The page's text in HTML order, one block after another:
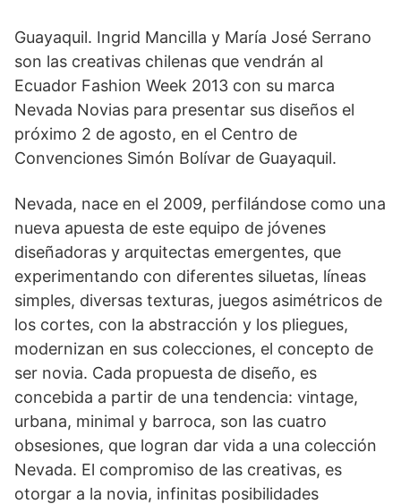
Guayaquil. Ingrid Mancilla y María José Serrano
son las creativas chilenas que vendrán al
Ecuador Fashion Week 2013 con su marca
Nevada Novias para presentar sus diseños el
próximo 2 de agosto, en el Centro de
Convenciones Simón Bolívar de Guayaquil.
Nevada, nace en el 2009, perfilándose como una
nueva apuesta de este equipo de jóvenes
diseñadoras y arquitectas emergentes, que
experimentando con diferentes siluetas, líneas
simples, diversas texturas, juegos asimétricos de
los cortes, con la abstracción y los pliegues,
modernizan en sus colecciones, el concepto de
ser novia. Cada propuesta de diseño, es
concebida a partir de una tendencia: vintage,
urbana, minimal y barroca, son las cuatro
obsesiones, que logran dar vida a una colección
Nevada. El compromiso de las creativas, es
otorgar a la novia, infinitas posibilidades